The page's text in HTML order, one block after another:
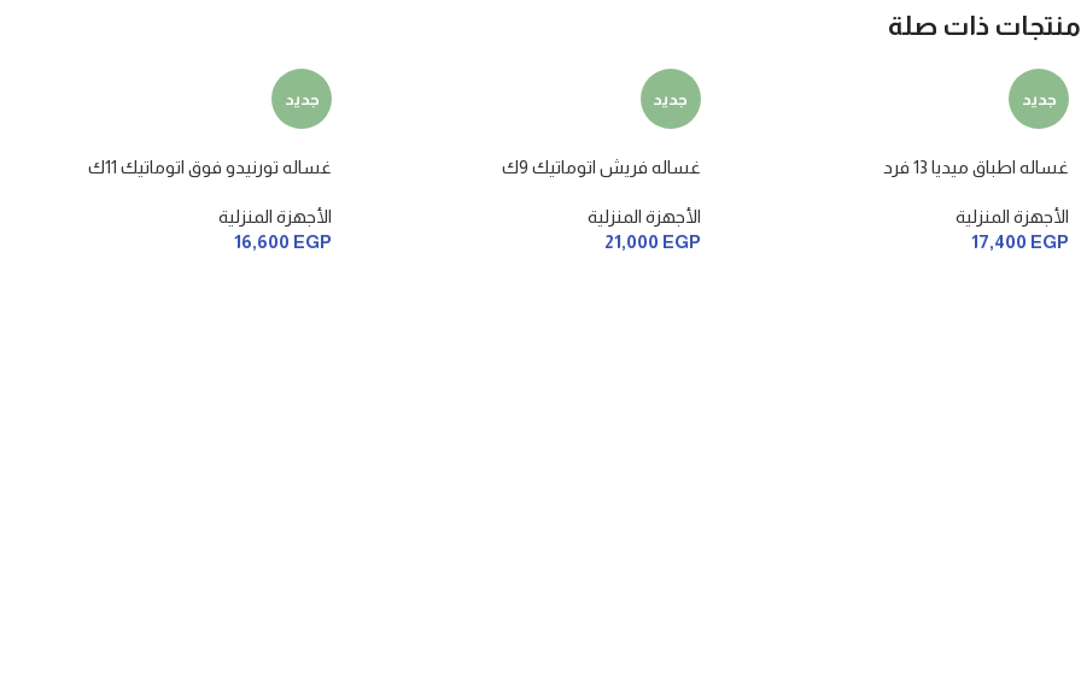
منتجات ذات صلة
جديد
غساله اطباق ميديا 13 فرد
الأجهزة المنزلية
17,400 EGP
جديد
غساله فريش اتوماتيك 9ك
الأجهزة المنزلية
21,000 EGP
جديد
غساله تورنيدو فوق اتوماتيك 11ك
الأجهزة المنزلية
16,600 EGP